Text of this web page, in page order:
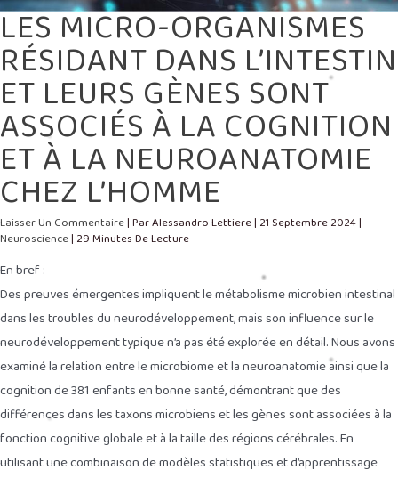
LES MICRO-ORGANISMES
RÉSIDANT DANS L’INTESTIN
ET LEURS GÈNES SONT
ASSOCIÉS À LA COGNITION
ET À LA NEUROANATOMIE
CHEZ L’HOMME
Laisser Un Commentaire| ParAlessandro Lettiere| 21 Septembre 2024|
Neuroscience| 29 Minutes De Lecture
En bref :
Des preuves émergentes impliquent le métabolisme microbien intestinal
dans les troubles du neurodéveloppement, mais son influence sur le
neurodéveloppement typique n’a pas été explorée en détail. Nous avons
examiné la relation entre le microbiome et la neuroanatomie ainsi que la
cognition de 381 enfants en bonne santé, démontrant que des
différences dans les taxons microbiens et les gènes sont associées à la
fonction cognitive globale et à la taille des régions cérébrales. En
utilisant une combinaison de modèles statistiques et d’apprentissage